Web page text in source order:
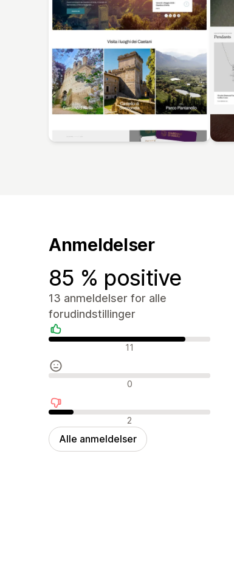
Anmeldelser
85 % positive
13 anmeldelser for alle
forudindstillinger
Positive anmeldelser
11
Neutrale anmeldelser
0
Negative anmeldelser
2
Alle anmeldelser